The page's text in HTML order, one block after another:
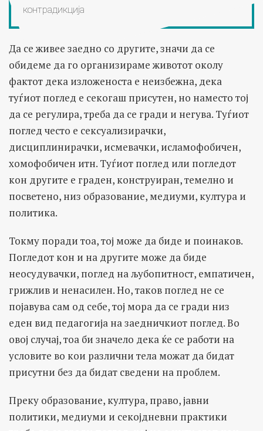
контрадикција
Да се живее заедно со другите, значи да се
обидеме да го организираме животот околу
фактот дека изложеноста е неизбежна, дека
туѓиот поглед е секогаш присутен, но наместо тој
да се регулира, треба да се гради и негува. Туѓиот
поглед често е сексуализирачки,
дисциплинирачки, исмевачки, исламофобичен,
хомофобичен итн. Туѓиот поглед или погледот
кон другите е граден, конструиран, темелно и
посветено, низ образование, медиуми, култура и
политика.
Токму поради тоа, тој може да биде и поинаков.
Погледот кон и на другите може да биде
неосудувачки, поглед на љубопитност, емпатичен,
грижлив и ненасилен. Но, таков поглед не се
појавува сам од себе, тој мора да се гради низ
еден вид педагогија на заедничкиот поглед. Во
овој случај, тоа би значело дека ќе се работи на
условите во кои различни тела можат да бидат
присутни без да бидат сведени на проблем.
Преку образование, култура, право, јавни
политики, медиуми и секојдневни практики